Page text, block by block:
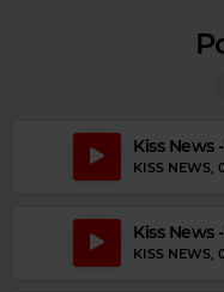
Magic Party Mix
MAGIC PARTY MIX–MAGIC
Kiss News
KISS NEWS,
Kiss News
KISS NEWS,